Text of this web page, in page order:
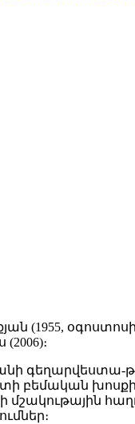
(1955,
խոսքի